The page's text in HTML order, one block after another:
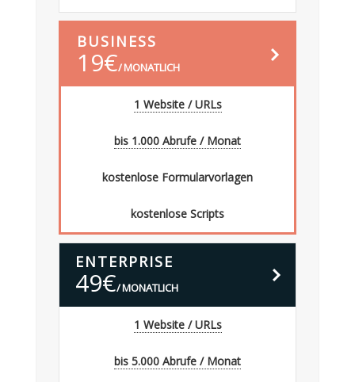
BUSINESS
19€ MONATLICH
1 Website / URLs
bis 1.000 Abrufe / Monat
kostenlose Formularvorlagen
kostenlose Scripts
ENTERPRISE
49€ MONATLICH
1 Website / URLs
bis 5.000 Abrufe / Monat
estellen